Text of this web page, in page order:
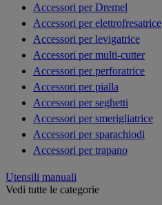
Accessori per Dremel
Accessori per elettrofresatrice
Accessori per levigatrice
Accessori per multi-cutter
Accessori per perforatrice
Accessori per pialla
Accessori per seghetti
Accessori per smerigliatrice
Accessori per sparachiodi
Accessori per trapano
Utensili manuali
Vedi tutte le categorie